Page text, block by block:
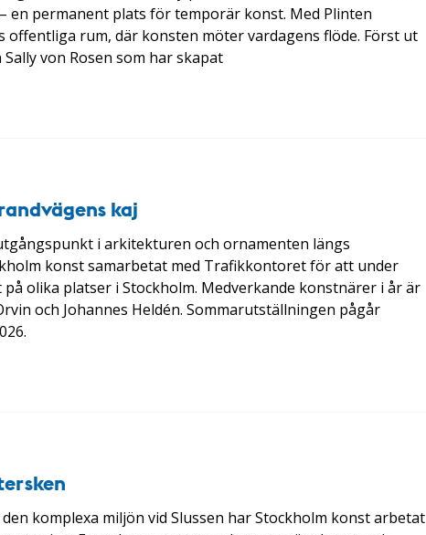
en permanent plats för temporär konst. Med Plinten
offentliga rum, där konsten möter vardagens flöde. Först ut
von Rosen som har skapat
kaj
i arkitekturen och ornamenten längs
konst samarbetat med Trafikkontoret för att under
olika platser i Stockholm. Medverkande konstnärer i år är
och Johannes Heldén. Sommarutställningen pågår
komplexa miljön vid Slussen har Stockholm konst arbetat